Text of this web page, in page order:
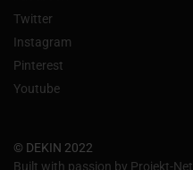
Twitter
Instagram
Pinterest
Youtube
© DEKIN 2022
Built with passion by Projekt-Net